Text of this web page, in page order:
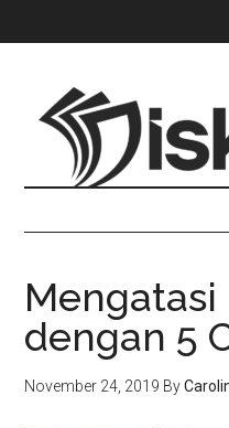
Mengatasi
dengan 5
November 24, 2019 By